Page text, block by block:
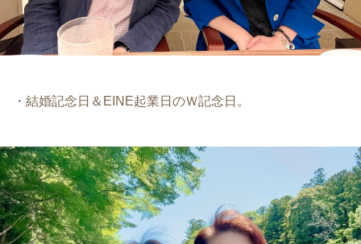
・結婚記念日＆EINE起業日のＷ記念日。